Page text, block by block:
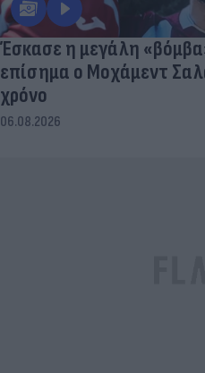
Έσκασε η μεγάλη
επίσημα ο Μοχάμεντ
χρόνο
06.08.2026